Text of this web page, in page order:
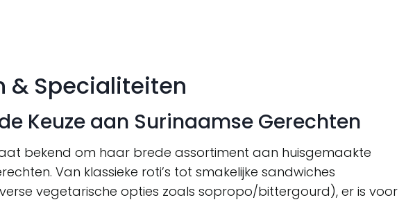
& Specialiteiten
Keuze aan Surinaamse Gerechten
bekend om haar brede assortiment aan huisgemaakte
Van klassieke roti’s tot smakelijke sandwiches
vegetarische opties zoals sopropo/bittergourd), er is voor